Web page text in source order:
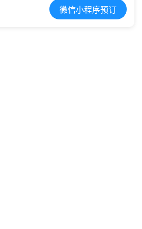
微信小程序预订